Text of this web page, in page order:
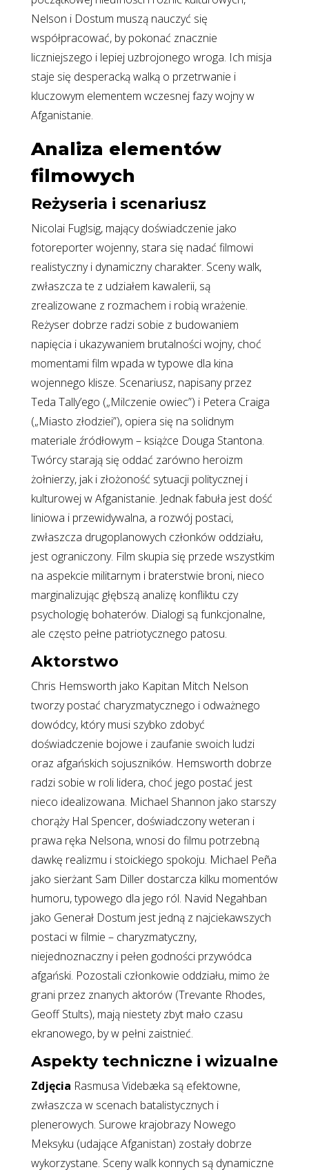
Nelson i Dostum muszą nauczyć się
współpracować, by pokonać znacznie
liczniejszego i lepiej uzbrojonego wroga. Ich misja
staje się desperacką walką o przetrwanie i
kluczowym elementem wczesnej fazy wojny w
Afganistanie.
Analiza elementów
filmowych
Reżyseria i scenariusz
Nicolai Fuglsig, mający doświadczenie jako
fotoreporter wojenny, stara się nadać filmowi
realistyczny i dynamiczny charakter. Sceny walk,
zwłaszcza te z udziałem kawalerii, są
zrealizowane z rozmachem i robią wrażenie.
Reżyser dobrze radzi sobie z budowaniem
napięcia i ukazywaniem brutalności wojny, choć
momentami film wpada w typowe dla kina
wojennego klisze. Scenariusz, napisany przez
Teda Tally’ego („Milczenie owiec”) i Petera Craiga
(„Miasto złodziei”), opiera się na solidnym
materiale źródłowym – książce Douga Stantona.
Twórcy starają się oddać zarówno heroizm
żołnierzy, jak i złożoność sytuacji politycznej i
kulturowej w Afganistanie. Jednak fabuła jest dość
liniowa i przewidywalna, a rozwój postaci,
zwłaszcza drugoplanowych członków oddziału,
jest ograniczony. Film skupia się przede wszystkim
na aspekcie militarnym i braterstwie broni, nieco
marginalizując głębszą analizę konfliktu czy
psychologię bohaterów. Dialogi są funkcjonalne,
ale często pełne patriotycznego patosu.
Aktorstwo
Chris Hemsworth jako Kapitan Mitch Nelson
tworzy postać charyzmatycznego i odważnego
dowódcy, który musi szybko zdobyć
doświadczenie bojowe i zaufanie swoich ludzi
oraz afgańskich sojuszników. Hemsworth dobrze
radzi sobie w roli lidera, choć jego postać jest
nieco idealizowana. Michael Shannon jako starszy
chorąży Hal Spencer, doświadczony weteran i
prawa ręka Nelsona, wnosi do filmu potrzebną
dawkę realizmu i stoickiego spokoju. Michael Peña
jako sierżant Sam Diller dostarcza kilku momentów
humoru, typowego dla jego ról. Navid Negahban
jako Generał Dostum jest jedną z najciekawszych
postaci w filmie – charyzmatyczny,
niejednoznaczny i pełen godności przywódca
afgański. Pozostali członkowie oddziału, mimo że
grani przez znanych aktorów (Trevante Rhodes,
Geoff Stults), mają niestety zbyt mało czasu
ekranowego, by w pełni zaistnieć.
Aspekty techniczne i wizualne
Zdjęcia Rasmusa Videbæka są efektowne,
zwłaszcza w scenach batalistycznych i
plenerowych. Surowe krajobrazy Nowego
Meksyku (udające Afganistan) zostały dobrze
wykorzystane. Sceny walk konnych są dynamiczne